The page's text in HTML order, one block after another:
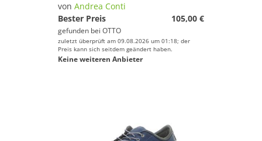
von Andrea Conti
Bester Preis
105,00 €
gefunden bei OTTO
zuletzt überprüft am 09.08.2026 um 01:18; der
Preis kann sich seitdem geändert haben.
Keine weiteren Anbieter